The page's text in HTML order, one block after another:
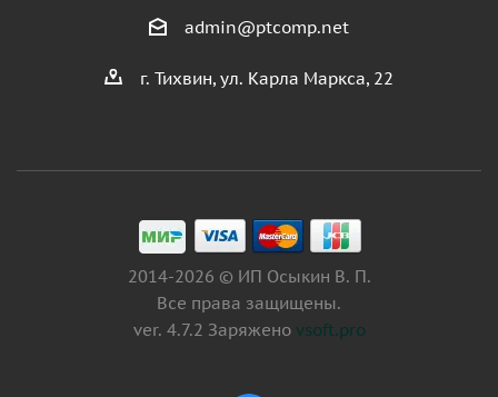
admin@ptcomp.net
г. Тихвин, ул. Карла Маркса, 22
2014-2026 © ИП Осыкин В. П.
Все права защищены.
ver. 4.7.2 Заряжено vsoft.pro